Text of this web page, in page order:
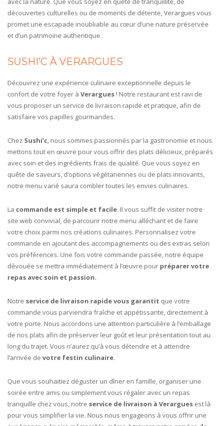
découvertes culturelles ou de moments de détente, Verargues vous
promet une escapade inoubliable au cœur d’une nature préservée
et d’un patrimoine authentique.
SUSHI’C À VERARGUES
Découvrez une expérience culinaire exceptionnelle depuis le
confort de votre foyer à Verargues ! Notre restaurant est ravi de
vous proposer un service de livraison rapide et pratique, afin de
satisfaire vos papilles gourmandes.
Chez Sushi’c, nous sommes passionnés par la gastronomie et nous
mettons tout en œuvre pour vous offrir des plats délicieux, préparés
avec soin et des ingrédients frais de qualité. Que vous soyez en
quête de saveurs, d’options végétariennes ou de plats innovants,
notre menu varié saura combler toutes les envies culinaires.
La commande est simple et facile. Il vous suffit de visiter notre
site web convivial, de parcourir notre menu alléchant et de faire
votre choix parmi nos créations culinaires. Personnalisez votre
commande en ajoutant des accompagnements ou des extras selon
vos préférences. Une fois votre commande passée, notre équipe
dévouée se mettra immédiatement à l’œuvre pour préparer votre
repas avec soin et passion.
Notre service de livraison rapide vous garantit que votre
commande vous parviendra fraîche et appétissante, directement à
votre porte. Nous accordons une attention particulière à l’emballage
de nos plats afin de préserver leur goût et leur présentation tout au
long du trajet. Vous n’aurez qu’à vous détendre et à attendre
l’arrivée de votre festin culinaire.
Que vous souhaitiez déguster un dîner en famille, organiser une
soirée entre amis ou simplement vous régaler avec un repas
tranquille chez vous, notre service de livraison à Verargues est là
pour vous simplifier la vie. Nous nous engageons à vous offrir une